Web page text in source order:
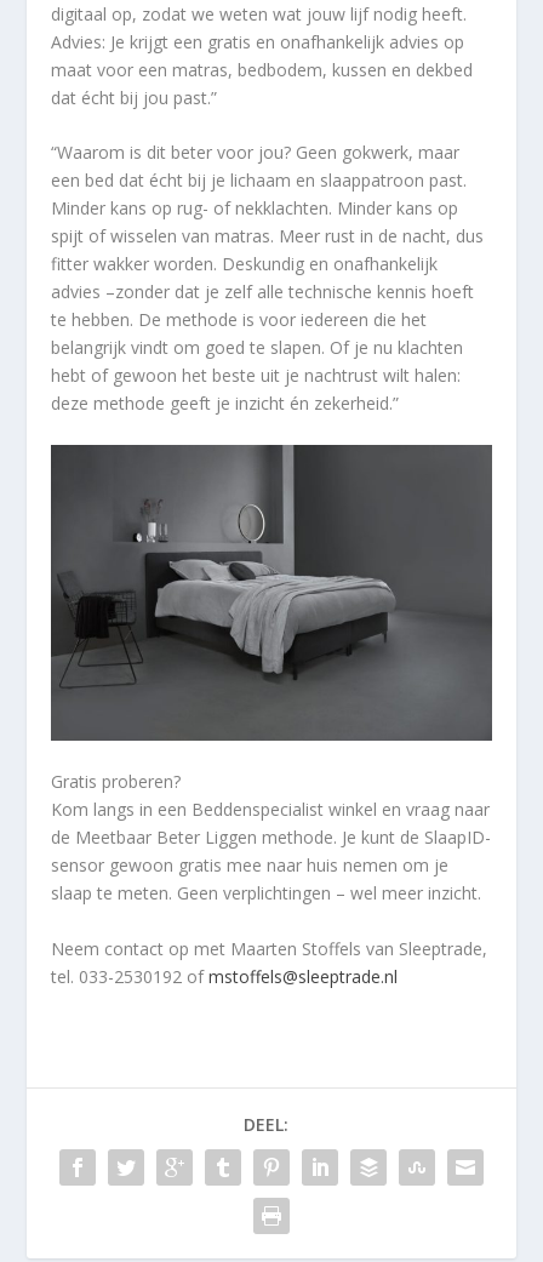
digitaal op, zodat we weten wat jouw lijf nodig heeft.
Advies: Je krijgt een gratis en onafhankelijk advies op
maat voor een matras, bedbodem, kussen en dekbed
dat écht bij jou past.”
“Waarom is dit beter voor jou? Geen gokwerk, maar
een bed dat écht bij je lichaam en slaappatroon past.
Minder kans op rug- of nekklachten. Minder kans op
spijt of wisselen van matras. Meer rust in de nacht, dus
fitter wakker worden. Deskundig en onafhankelijk
advies –zonder dat je zelf alle technische kennis hoeft
te hebben. De methode is voor iedereen die het
belangrijk vindt om goed te slapen. Of je nu klachten
hebt of gewoon het beste uit je nachtrust wilt halen:
deze methode geeft je inzicht én zekerheid.”
Gratis proberen?
Kom langs in een Beddenspecialist winkel en vraag naar
de Meetbaar Beter Liggen methode. Je kunt de SlaapID-
sensor gewoon gratis mee naar huis nemen om je
slaap te meten. Geen verplichtingen – wel meer inzicht.
Neem contact op met Maarten Stoffels van Sleeptrade,
tel. 033-2530192 ofmstoffels@sleeptrade.nl
DEEL: